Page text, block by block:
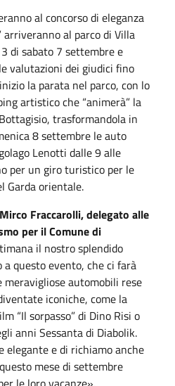
al concorso di eleganza
arriveranno al parco di Villa
di sabato 7 settembre e
valutazioni dei giudici fino
la parata nel parco, con lo
artistico che “animerà” la
trasformandola in
8 settembre le auto
Lenotti dalle 9 alle
per un giro turistico per le
Garda orientale.
Fraccarolli, delegato alle
per il Comune di
il nostro splendido
a questo evento, che ci farà
automobili rese
iconiche, come la
“Il sorpasso” di Dino Risi o
anni Sessanta di Diabolik.
elegante e di richiamo anche
mese di settembre